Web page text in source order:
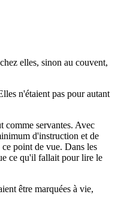
elles, sinon au couvent,
n'étaient pas pour autant
comme servantes. Avec
d'instruction et de
point de vue. Dans les
ce qu'il fallait pour lire le
être marquées à vie,